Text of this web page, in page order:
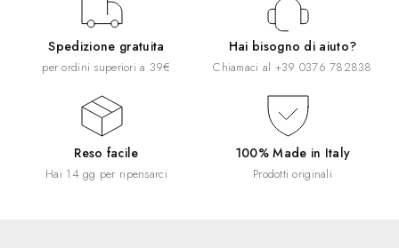
Spedizione gratuita
per ordini superiori a 39€
Hai bisogno di aiuto?
Chiamaci al +39 0376 782838
Reso facile
Hai 14 gg per ripensarci
100% Made in Italy
Prodotti originali